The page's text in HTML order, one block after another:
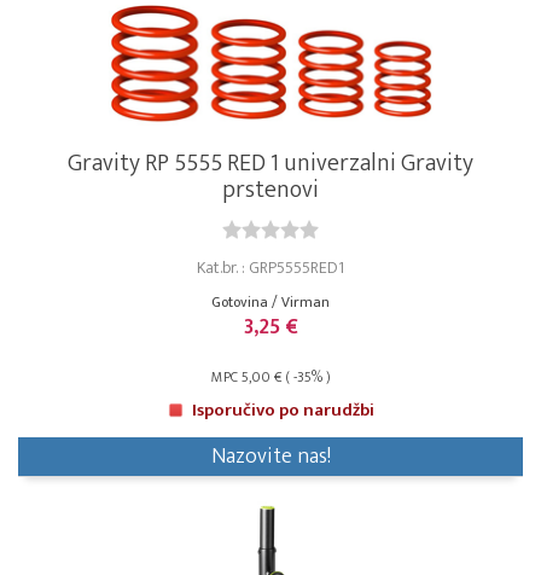
Gravity RP 5555 RED 1 univerzalni Gravity
prstenovi
Kat.br. : GRP5555RED1
Gotovina / Virman
3,25 €
MPC 5,00 € ( -35% )
Isporučivo po narudžbi
Nazovite nas!